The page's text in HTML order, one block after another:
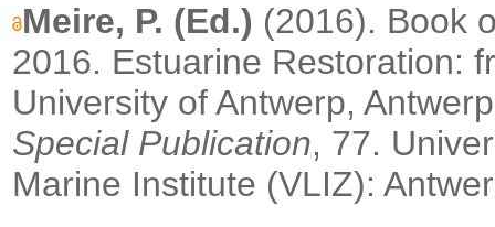
Meire, P. (Ed.) (2016). Book
2016. Estuarine Restoration:
University of Antwerp,
Special Publication, 77.
Marine Institute (VLIZ):